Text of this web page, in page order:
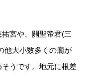
宮や、關聖帝君(三
他大小数多くの廟が
うです。地元に根差